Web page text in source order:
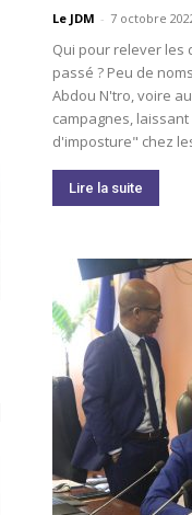
Le JDM - 7 octobre
Qui pour relever les
passé ? Peu de
Abdou N'tro, voire
campagnes,
d'imposture" chez
Lire la suite